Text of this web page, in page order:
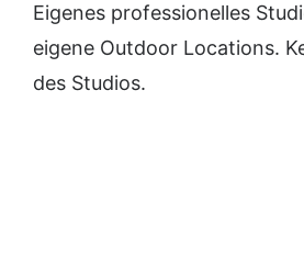
Eigenes professionelles
eigene Outdoor Locations.
des Studios.